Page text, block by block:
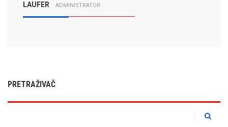
LAUFER ADMINISTRATOR
PRETRAŽIVAČ